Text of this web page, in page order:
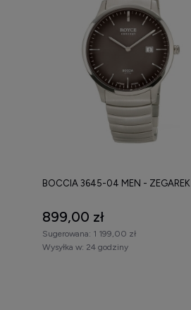
BOCCIA 3645-04 MEN - ZEGAREK
899,00 zł
Wysyłka w: 24 godziny
Sugerowana: 1 199,00 zł